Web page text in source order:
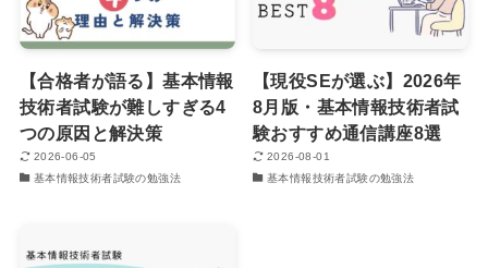
【合格者が語る】基本情報
技術者試験が難しすぎる4
つの原因と解決策
2026-06-05
基本情報技術者試験の勉強法
【現役SEが選ぶ】2026年
8月版・基本情報技術者試
験おすすめ通信講座8選
2026-08-01
基本情報技術者試験の勉強法